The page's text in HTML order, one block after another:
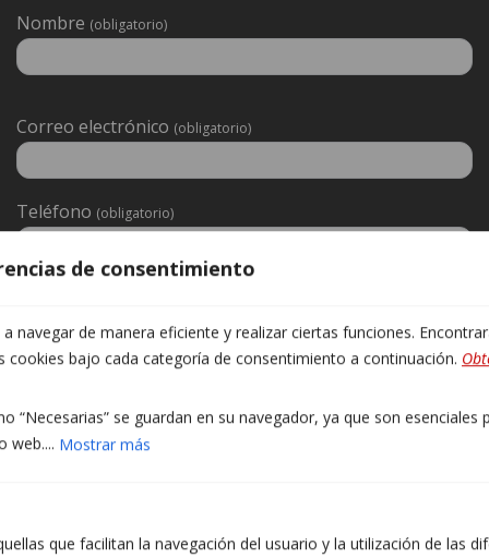
de consentimiento
navegar de manera eficiente y realizar ciertas funciones.
cookies bajo cada categoría de consentimiento a continuación.
“Necesarias” se guardan en su navegador, ya que son esenciales
web.... Mostrar más
que facilitan la navegación del usuario y la utilización de las
Nombre (obligatorio)
aquest
camp
buit.
Correo electrónico (obligatorio)
Teléfono (obligatorio)
Mañana
Tarde
Prefiero contacto por WhatsApp
Mensaje (obligatorio)